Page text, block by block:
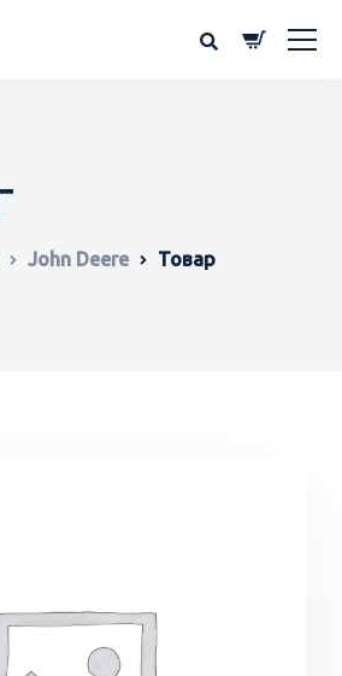
John Deere Товар